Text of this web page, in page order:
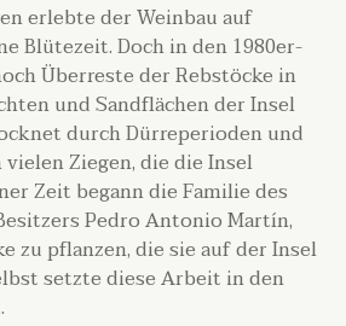
erlebte der Weinbau auf
Blütezeit. Doch in den 1980er-
Überreste der Rebstöcke in
und Sandflächen der Insel
durch Dürreperioden und
Ziegen, die die Insel
Zeit begann die Familie des
Pedro Antonio Martín,
zu pflanzen, die sie auf der Insel
setzte diese Arbeit in den